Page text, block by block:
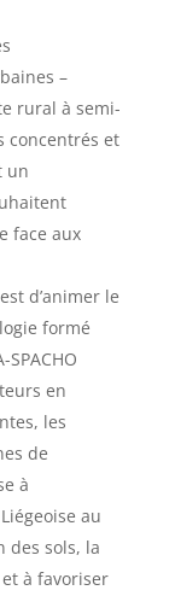
–
rural à semi-
concentrés et
un
face aux
d’animer le
formé
SPACHO
en
les
de
à
au
des sols, la
à favoriser